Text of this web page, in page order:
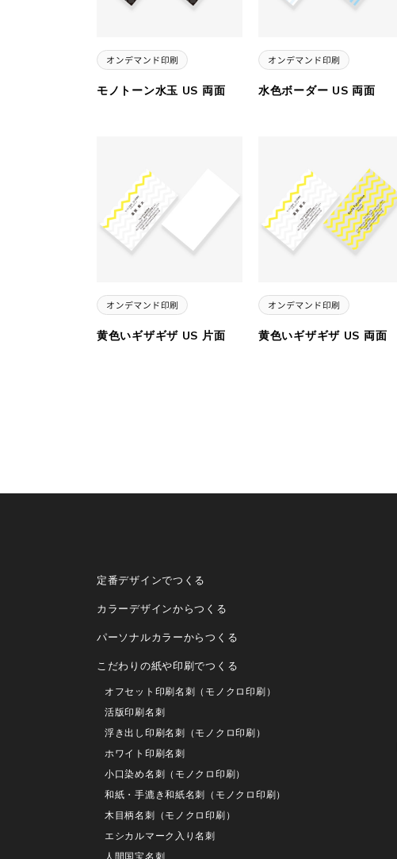
モノトーン水玉 US 両面 水色ボーダー US 両面
黄色いギザギザ US 片面 黄色いギザギザ US 両面
定番デザインでつくる
カラーデザインからつくる
パーソナルカラーからつくる
こだわりの紙や印刷でつくる
オフセット印刷名刺（モノクロ印刷）
活版印刷名刺
浮き出し印刷名刺（モノクロ印刷）
ホワイト印刷名刺
小口染め名刺（モノクロ印刷）
和紙・手漉き和紙名刺（モノクロ印刷）
木目柄名刺（モノクロ印刷）
エシカルマーク入り名刺
人間国宝名刺